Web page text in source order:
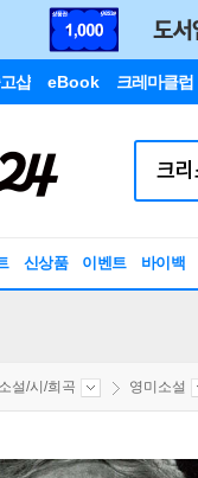
샵 eBook 크레마클럽
신상품 이벤트 바이백
소설/시/희곡 영미소설